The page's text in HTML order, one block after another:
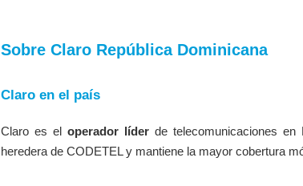
Sobre Claro República Dominicana
Claro en el país
Claro es el operador líderde telecomunicaciones en
heredera de CODETEL y mantiene la mayor cobertura